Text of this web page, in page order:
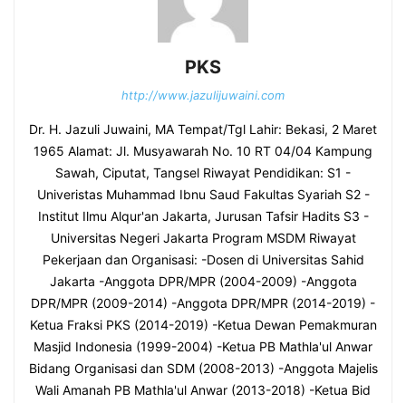
PKS
http://www.jazulijuwaini.com
Dr. H. Jazuli Juwaini, MA Tempat/Tgl Lahir: Bekasi, 2 Maret
1965 Alamat: Jl. Musyawarah No. 10 RT 04/04 Kampung
Sawah, Ciputat, Tangsel Riwayat Pendidikan: S1 -
Univeristas Muhammad Ibnu Saud Fakultas Syariah S2 -
Institut Ilmu Alqur'an Jakarta, Jurusan Tafsir Hadits S3 -
Universitas Negeri Jakarta Program MSDM Riwayat
Pekerjaan dan Organisasi: -Dosen di Universitas Sahid
Jakarta -Anggota DPR/MPR (2004-2009) -Anggota
DPR/MPR (2009-2014) -Anggota DPR/MPR (2014-2019) -
Ketua Fraksi PKS (2014-2019) -Ketua Dewan Pemakmuran
Masjid Indonesia (1999-2004) -Ketua PB Mathla'ul Anwar
Bidang Organisasi dan SDM (2008-2013) -Anggota Majelis
Wali Amanah PB Mathla'ul Anwar (2013-2018) -Ketua Bid